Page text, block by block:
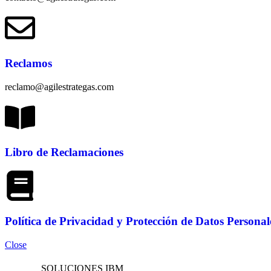
Reclamos
reclamo@agilestrategas.com
Libro de Reclamaciones
Política de Privacidad y Protección de Datos
Close
SOLUCIONES IBM